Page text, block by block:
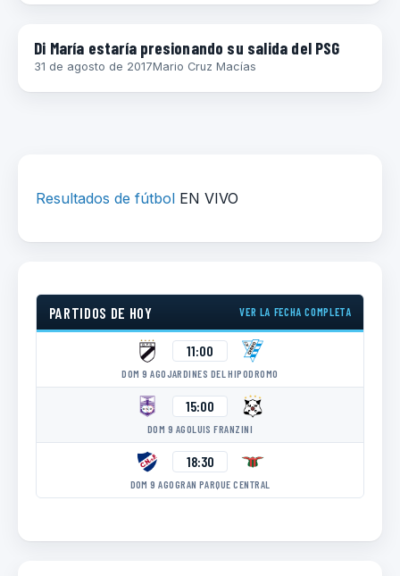
Di María estaría presionando su salida del PSG
31 de agosto de 2017Mario Cruz Macías
Resultados de fútbol EN VIVO
PARTIDOS DE HOY VER LA FECHA COMPLETA
11:00
DOM 9 AGOJARDINES DEL HIPODROMO
15:00
DOM 9 AGOLUIS FRANZINI
18:30
DOM 9 AGOGRAN PARQUE CENTRAL